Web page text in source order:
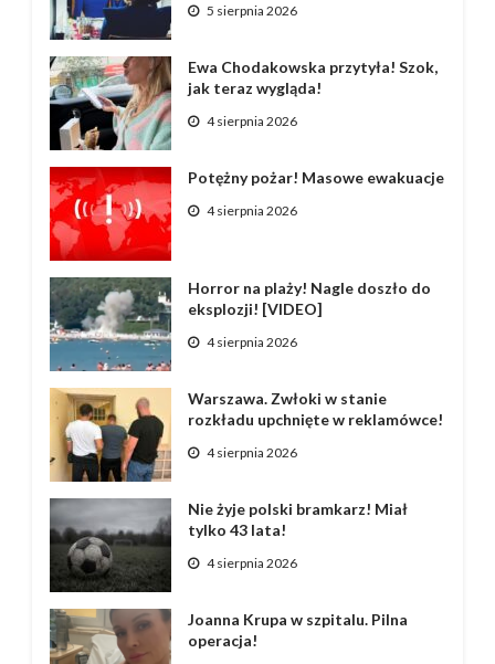
5 sierpnia 2026
Ewa Chodakowska przytyła! Szok,
jak teraz wygląda!
4 sierpnia 2026
Potężny pożar! Masowe ewakuacje
4 sierpnia 2026
Horror na plaży! Nagle doszło do
eksplozji! [VIDEO]
4 sierpnia 2026
Warszawa. Zwłoki w stanie
rozkładu upchnięte w reklamówce!
4 sierpnia 2026
Nie żyje polski bramkarz! Miał
tylko 43 lata!
4 sierpnia 2026
Joanna Krupa w szpitalu. Pilna
operacja!